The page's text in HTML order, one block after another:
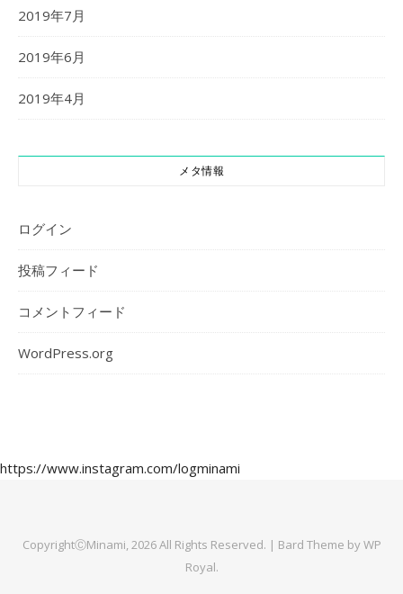
2019年7月
2019年6月
2019年4月
メタ情報
ログイン
投稿フィード
コメントフィード
WordPress.org
https://www.instagram.com/logminami
CopyrightⒸMinami, 2026 All Rights Reserved. | Bard Theme byWP
Royal.